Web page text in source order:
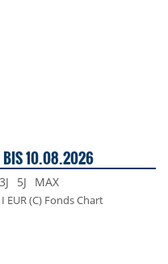
BIS 10.08.2026
3J 5J MAX